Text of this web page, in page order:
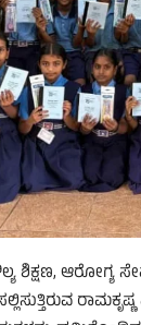
ಶಿಕ್ಷಣ, ಆರೋಗ್ಯ
ಸಲ್ಲಿಸುತ್ತಿರುವ